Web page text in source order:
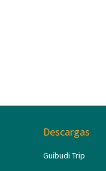
Descargas
Guibudi Trip